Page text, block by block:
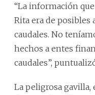
“La información
Rita era de posibles
caudales. No
hechos a entes
caudales”,
La peligrosa gavilla,